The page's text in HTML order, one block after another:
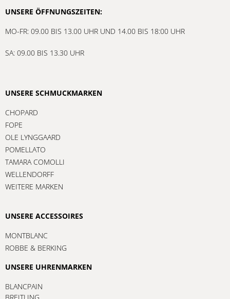
UNSERE ÖFFNUNGSZEITEN:
MO-FR: 09.00 BIS 13.00 UHR UND 14.00 BIS 18:00 UHR
UNSERE SCHMUCKMARKEN
CHOPARD
FOPE
OLE LYNGGAARD
POMELLATO
TAMARA COMOLLI
WELLENDORFF
UNSERE ACCESSOIRES
MONTBLANC
ROBBE & BERKING
UNSERE UHRENMARKEN